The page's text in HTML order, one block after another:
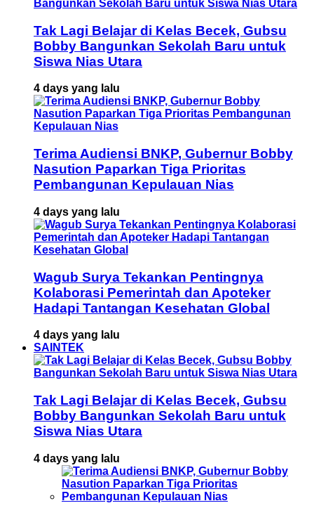
Tak Lagi Belajar di Kelas Becek, Gubsu
Bobby Bangunkan Sekolah Baru untuk
Siswa Nias Utara
4 days yang lalu
Terima Audiensi BNKP, Gubernur Bobby
Nasution Paparkan Tiga Prioritas
Pembangunan Kepulauan Nias
4 days yang lalu
Wagub Surya Tekankan Pentingnya
Kolaborasi Pemerintah dan Apoteker
Hadapi Tantangan Kesehatan Global
4 days yang lalu
SAINTEK
Tak Lagi Belajar di Kelas Becek, Gubsu
Bobby Bangunkan Sekolah Baru untuk
Siswa Nias Utara
4 days yang lalu